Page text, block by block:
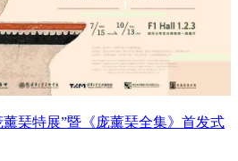
薰琹特展”暨《庞薰琹全集》首发式